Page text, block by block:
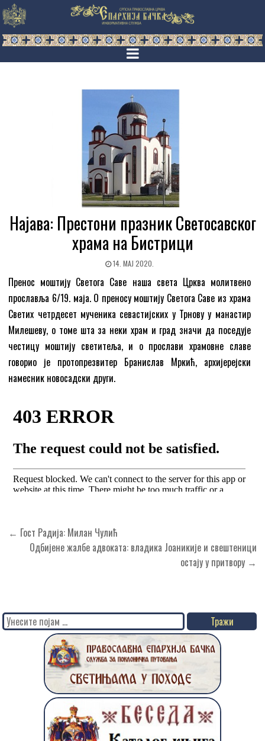
Најава: Престони празник Светосавског
храма на Бистрици
14. МАЈ 2020.
Пренос моштију Светога Саве наша света Црква молитвено
прославља 6/19. маја. О преносу моштију Светога Саве из храма
Светих четрдесет мученика севастијских у Трнову у манастир
Милешеву, о томе шта за неки храм и град значи да поседује
честицу моштију светитеља, и о прослави храмовне славе
говорио је протопрезвитер Бранислав Мркић, архијерејски
намесник новосадски други.
Кретање
чланка
← Гост Радија: Милан Чулић
Одбијене жалбе адвоката: владика Јоаникије и свештеници
остају у притвору →
Search
for: